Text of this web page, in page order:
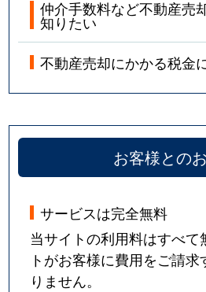
仲介手数料など不動産売
知りたい
不動産売却にかかる税金
お客様との
サービスは完全無料
当サイトの利用料はすべて
トがお客様に費用をご請
りません。